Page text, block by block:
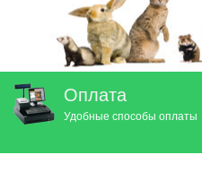
Оплата
Удобные способы оплаты